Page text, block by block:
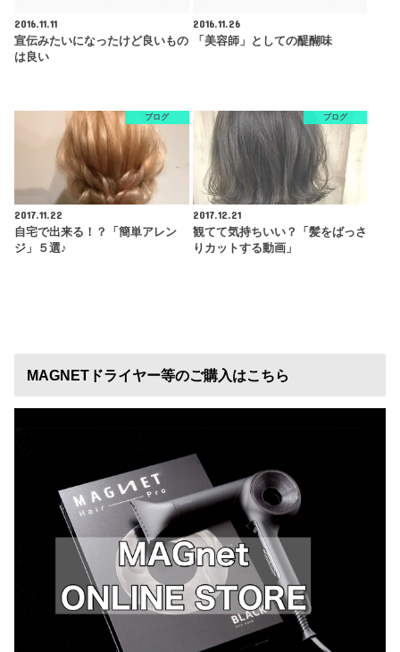
2016.11.11
宣伝みたいになったけど良いもの
は良い
2016.11.26
「美容師」としての醍醐味
ブログ
2017.11.22
自宅で出来る！？「簡単アレン
ジ」５選♪
ブログ
2017.12.21
観てて気持ちいい？「髪をばっさ
りカットする動画」
MAGNETドライヤー等のご購入はこちら